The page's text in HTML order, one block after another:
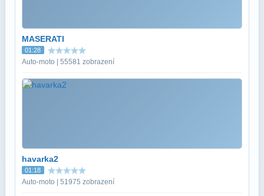
MASERATI
01:28
Auto-moto | 55581 zobrazení
havarka2
01:18
Auto-moto | 51975 zobrazení